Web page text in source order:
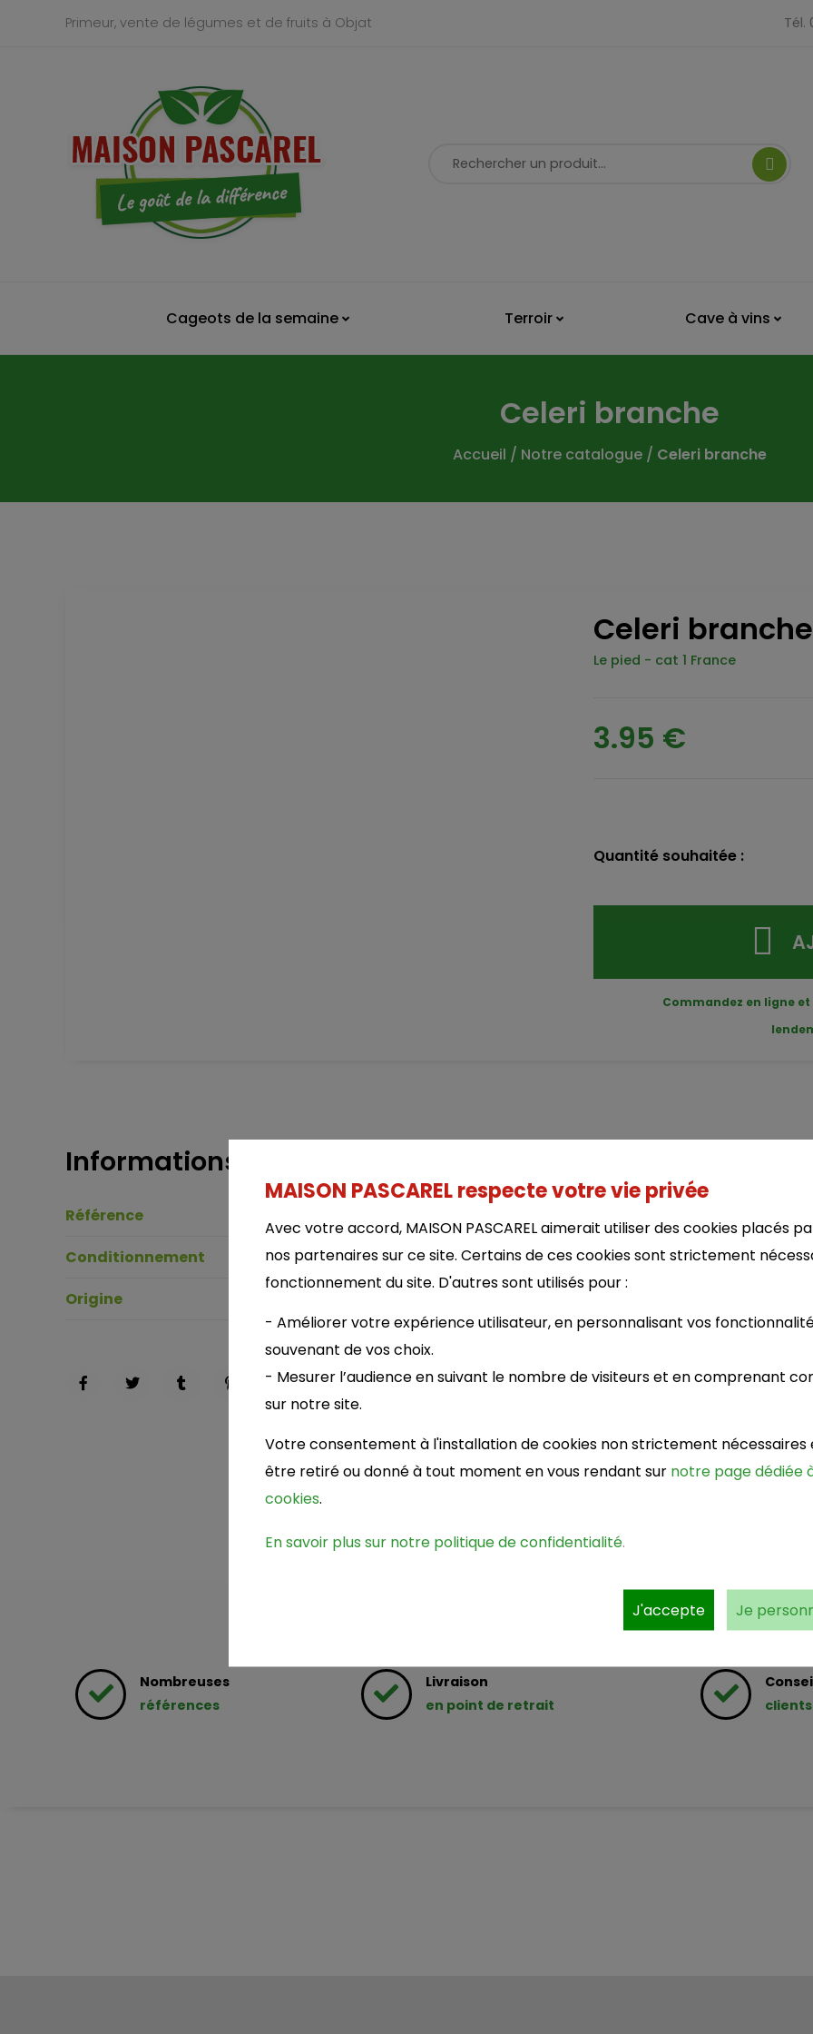
Primeur, vente de légumes et de fruits à Objat Tél.
Cageots de la semaine Terroir Cave à vins
Celeri branche
Accueil / Notre catalogue / Celeri branche
Celeri branche
Le pied - cat 1 France
3.95 €
Quantité souhaitée :
Commandez en ligne
Informations
Référence
Conditionnement
Le pied
Origine
Nombreuses
références
Livraison
en point de retrait
clients
MAISON PASCAREL respecte votre vie privée
Avec votre accord, MAISON PASCAREL aimerait utiliser des cookies placés
nos partenaires sur ce site. Certains de ces cookies sont strictement
fonctionnement du site. D'autres sont utilisés pour :
- Améliorer votre expérience utilisateur, en personnalisant vos
souvenant de vos choix.
- Mesurer l’audience en suivant le nombre de visiteurs et en comprenant
sur notre site.
Votre consentement à l'installation de cookies non strictement nécessaires
être retiré ou donné à tout moment en vous rendant sur notre page dédiée
cookies.
En savoir plus sur notre politique de confidentialité.
J'accepte Je